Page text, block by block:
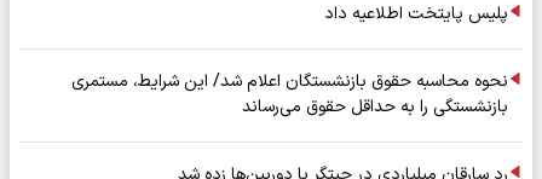
پلیس پایتخت اطلاعیه داد
نحوه محاسبه حقوق بازنشستگان اعلام شد/ این شرایط، مستمری
بازنشستگی را به حداقل حقوق می‌رساند